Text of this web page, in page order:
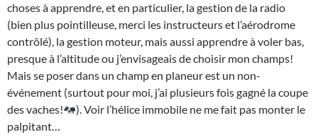
choses à apprendre, et en particulier, la gestion de la radio
(bien plus pointilleuse, merci les instructeurs et l’aérodrome
contrôlé), la gestion moteur, mais aussi apprendre à voler bas,
presque à l’altitude ou j’envisageais de choisir mon champs!
Mais se poser dans un champ en planeur est un non-
événement (surtout pour moi, j’ai plusieurs fois gagné la coupe
des vaches!
). Voir l’hélice immobile ne me fait pas monter le
palpitant…